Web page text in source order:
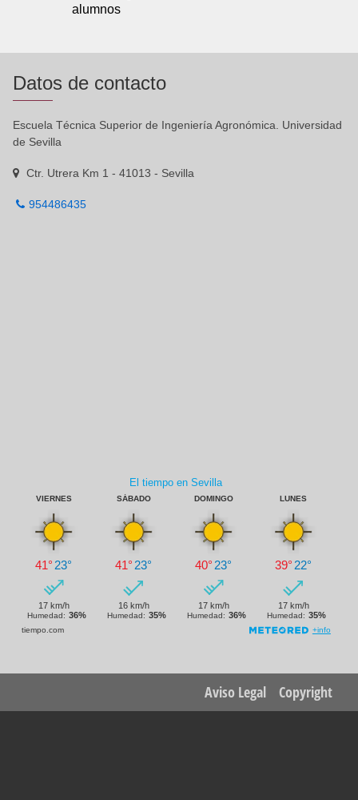
alumnos
Datos de contacto
Escuela Técnica Superior de Ingeniería Agronómica. Universidad
de Sevilla
Ctr. Utrera Km 1 - 41013 - Sevilla
954486435
menu
Aviso Legal Copyright